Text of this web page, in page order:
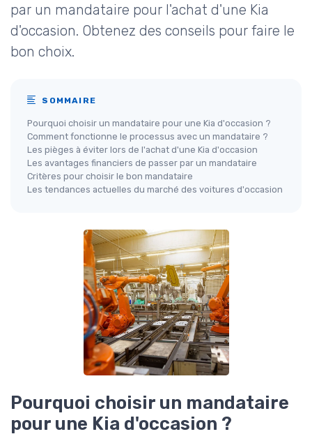
par un mandataire pour l'achat d'une Kia
d'occasion. Obtenez des conseils pour faire le
bon choix.
SOMMAIRE
Pourquoi choisir un mandataire pour une Kia d'occasion ?
Comment fonctionne le processus avec un mandataire ?
Les pièges à éviter lors de l'achat d'une Kia d'occasion
Les avantages financiers de passer par un mandataire
Critères pour choisir le bon mandataire
Les tendances actuelles du marché des voitures d'occasion
Pourquoi choisir un mandataire
pour une Kia d'occasion ?